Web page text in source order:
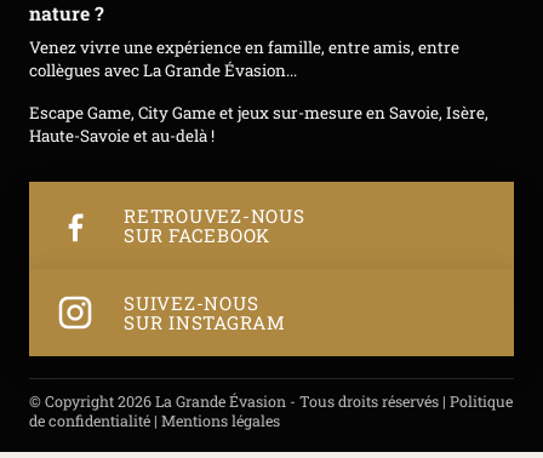
nature ?
Venez vivre une expérience en famille, entre amis, entre
collègues avec La Grande Évasion...
Escape Game, City Game et jeux sur-mesure en Savoie, Isère,
Haute-Savoie et au-delà !
RETROUVEZ-NOUS
SUR FACEBOOK
SUIVEZ-NOUS
SUR INSTAGRAM
© Copyright 2026 La Grande Évasion - Tous droits réservés | Politique
de confidentialité | Mentions légales